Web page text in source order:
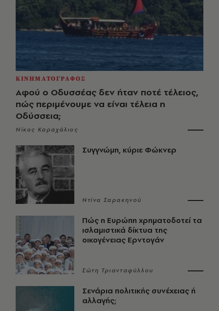
ΚΙΝΗΜΑΤΟΓΡΑΦΟΣ
Αφού ο Οδυσσέας δεν ήταν ποτέ τέλειος,
πώς περιμένουμε να είναι τέλεια η
Οδύσσεια;
Νίκος Καραχάλιος
Συγγνώμη, κύριε Φώκνερ
Ντίνα Σαρακηνού
Πώς η Ευρώπη χρηματοδοτεί τα
ισλαμιστικά δίκτυα της
οικογένειας Ερντογάν
Σώτη Τριανταφύλλου
Σενάρια πολιτικής συνέχειας ή
αλλαγής;